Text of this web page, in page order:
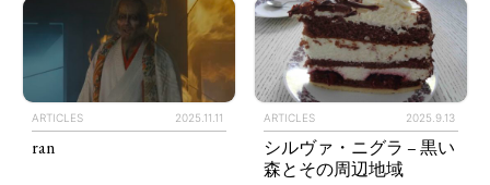
ARTICLES 2025.11.11
ran
ARTICLES 2025.9.13
シルヴァ・ニグラ – 黒い
森とその周辺地域